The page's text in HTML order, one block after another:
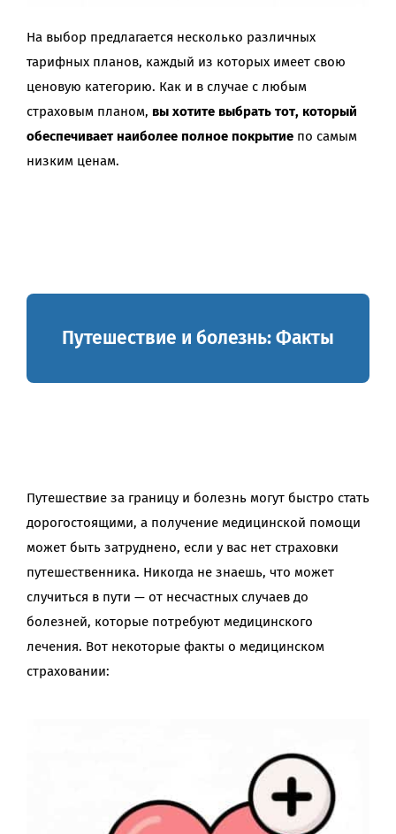
На выбор предлагается несколько различных
тарифных планов, каждый из которых имеет свою
ценовую категорию. Как и в случае с любым
страховым планом, вы хотите выбрать тот, который
обеспечивает наиболее полное покрытиепо самым
низким ценам.
Путешествие и болезнь: Факты
Путешествие за границу и болезнь могут быстро стать
дорогостоящими, а получение медицинской помощи
может быть затруднено, если у вас нет страховки
путешественника. Никогда не знаешь, что может
случиться в пути — от несчастных случаев до
болезней, которые потребуют медицинского
лечения. Вот некоторые факты о медицинском
страховании: